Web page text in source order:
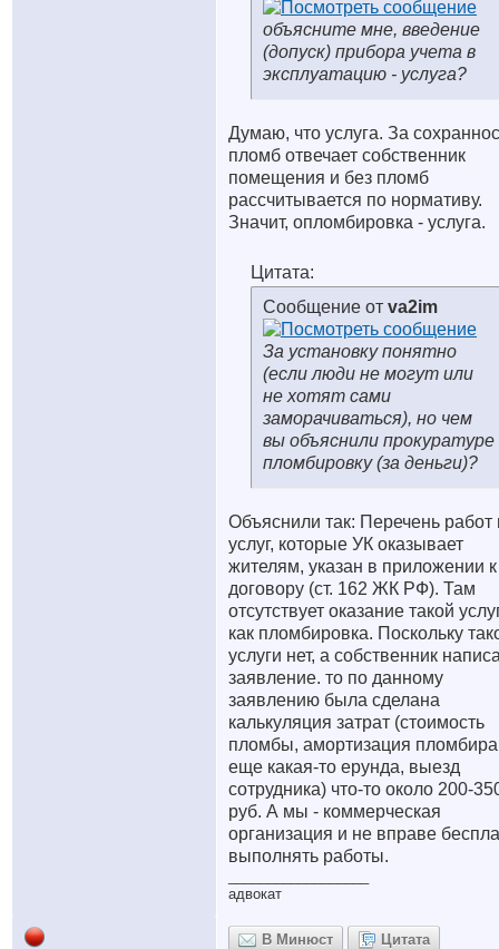
объясните мне, введение
(допуск) прибора учета в
эксплуатацию - услуга?
Думаю, что услуга. За
пломб отвечает собственник
помещения и без пломб
рассчитывается по нормативу.
Значит, опломбировка - услуга.
Цитата:
Сообщение от va2im
За установку понятно
(если люди не могут или
не хотят сами
заморачиваться), но чем
вы объяснили прокуратуре
пломбировку (за деньги)?
Объяснили так: Перечень работ
услуг, которые УК оказывает
жителям, указан в приложении к
договору (ст. 162 ЖК РФ). Там
отсутствует оказание такой
как пломбировка. Поскольку
услуги нет, а собственник
заявление. то по данному
заявлению была сделана
калькуляция затрат (стоимость
пломбы, амортизация
еще какая-то ерунда, выезд
сотрудника) что-то около 200-
руб. А мы - коммерческая
организация и не вправе
выполнять работы.
адвокат
В Минюст
Цитата